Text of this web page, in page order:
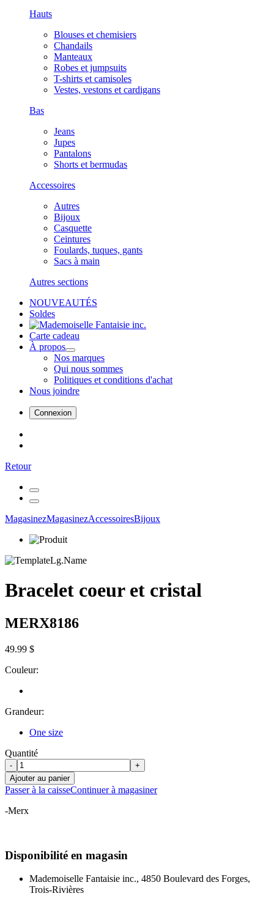
Hauts
Blouses et chemisiers
Chandails
Manteaux
Robes et jumpsuits
T-shirts et camisoles
Vestes, vestons et cardigans
Bas
Jeans
Jupes
Pantalons
Shorts et bermudas
Accessoires
Autres
Bijoux
Casquette
Ceintures
Foulards, tuques, gants
Sacs à main
Autres sections
NOUVEAUTÉS
Soldes
Carte cadeau
À propos
Nos marques
Qui nous sommes
Politiques et conditions d'achat
Nous joindre
Connexion
Retour
MagasinezMagasinezAccessoiresBijoux
Bracelet coeur et cristal
MERX8186
49.99 $
Couleur:
Grandeur:
One size
Quantité
-
+
Ajouter au panier
Passer à la caisseContinuer à magasiner
-Merx
Disponibilité en magasin
Mademoiselle Fantaisie inc., 4850 Boulevard des Forges,
Trois-Rivières